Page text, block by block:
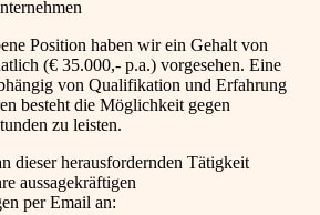
Position haben wir ein Gehalt von
(€ 35.000,- p.a.) vorgesehen. Eine
von Qualifikation und Erfahrung
besteht die Möglichkeit gegen
zu leisten.
dieser herausfordernden Tätigkeit
aussagekräftigen
per Email an: